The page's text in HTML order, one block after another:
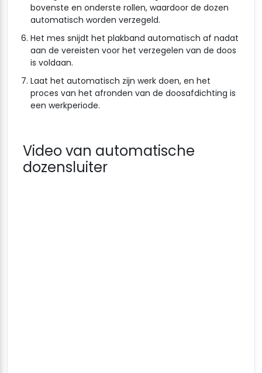
bovenste en onderste rollen, waardoor de dozen
automatisch worden verzegeld.
Het mes snijdt het plakband automatisch af nadat
aan de vereisten voor het verzegelen van de doos
is voldaan.
Laat het automatisch zijn werk doen, en het
proces van het afronden van de doosafdichting is
een werkperiode.
Video van automatische
dozensluiter